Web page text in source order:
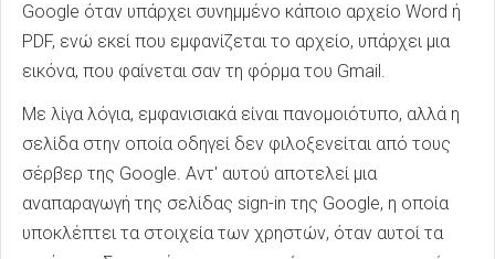
Google όταν υπάρχει συνημμένο κάποιο αρχείο Word ή
PDF, ενώ εκεί που εμφανίζεται το αρχείο, υπάρχει μια
εικόνα, που φαίνεται σαν τη φόρμα του Gmail.
Με λίγα λόγια, εμφανισιακά είναι πανομοιότυπο, αλλά η
σελίδα στην οποία οδηγεί δεν φιλοξενείται από τους
σέρβερ της Google. Αντ' αυτού αποτελεί μια
αναπαραγωγή της σελίδας sign-in της Google, η οποία
υποκλέπτει τα στοιχεία των χρηστών, όταν αυτοί τα